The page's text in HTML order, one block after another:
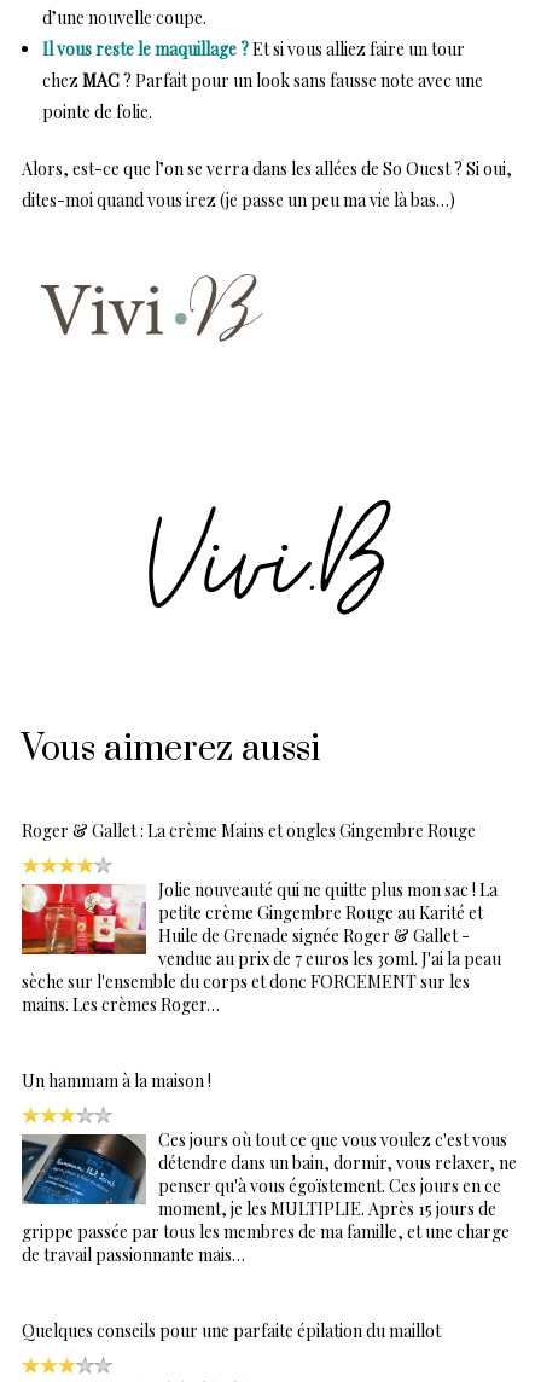
d’une nouvelle coupe.
Il vous reste le maquillage ?Et si vous alliez faire un tour
chezMAC? Parfait pour un look sans fausse note avec une
pointe de folie.
Alors, est-ce que l’on se verra dans les allées de So Ouest ? Si oui,
dites-moi quand vous irez (je passe un peu ma vie là bas…)
Vous aimerez aussi
Roger & Gallet : La crème Mains et ongles Gingembre Rouge
Jolie nouveauté qui ne quitte plus mon sac ! La
petite crème Gingembre Rouge au Karité et
Huile de Grenade signée Roger & Gallet -
vendue au prix de 7 euros les 30ml. J'ai la peau
sèche sur l'ensemble du corps et donc FORCEMENT sur les
mains. Les crèmes Roger…
Un hammam à la maison !
Ces jours où tout ce que vous voulez c'est vous
détendre dans un bain, dormir, vous relaxer, ne
penser qu'à vous égoïstement. Ces jours en ce
moment, je les MULTIPLIE. Après 15 jours de
grippe passée par tous les membres de ma famille, et une charge
de travail passionnante mais…
Quelques conseils pour une parfaite épilation du maillot